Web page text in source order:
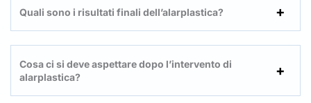
Quali sono i risultati finali dell’alarplastica?
Cosa ci si deve aspettare dopo l’intervento di
alarplastica?